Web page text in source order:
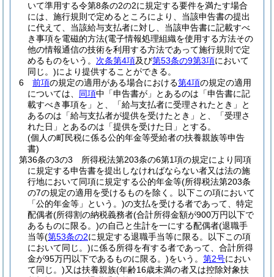
いて準用する令第8条の2の2に規定する要件を満たす場合
には、施行規則で定めるところにより、当該申告書の提出
に代えて、当該給与支払者に対し、当該申告書に記載すべ
き事項を電磁的方法(電子情報処理組織を使用する方法その
他の情報通信の技術を利用する方法であって施行規則で定
めるものをいう。 次条第4項及び第53条の9第3項において
同じ。)により提供することができる。
6
前項の規定の適用がある場合における第4項の規定の適用
については、 同項中「申告書が」とあるのは「申告書に記
載すべき事項を」と、「給与支払者に受理されたとき」と
あるのは「給与支払者が提供を受けたとき」と、「受理さ
れた日」とあるのは「提供を受けた日」とする。
(個人の町民税に係る公的年金等受給者の扶養親族等申告
書)
第36条の3の3
所得税法第203条の6第1項の規定により同項
に規定する申告書を提出しなければならない者又は法の施
行地において同項に規定する公的年金等(所得税法第203条
の7の規定の適用を受けるものを除く。以下この項において
「公的年金等」という。)の支払を受ける者であって、特定
配偶者(所得割の納税義務者(合計所得金額が900万円以下で
あるものに限る。)の自己と生計を一にする配偶者(退職手
当等(第53条の2に規定する退職手当等に限る。以下この項
において同じ。)に係る所得を有する者であって、合計所得
金が95万円以下であるものに限る。)をいう。 第2号におい
て同じ。)又は扶養親族(年齢16歳未満の者又は控除対象扶